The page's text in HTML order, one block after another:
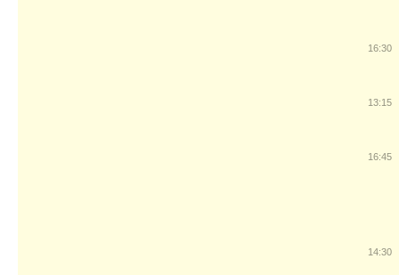
16:30
13:15
16:45
14:30